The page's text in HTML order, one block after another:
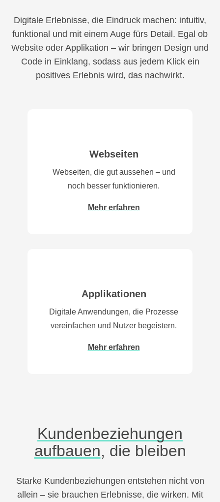
Digitale Erlebnisse, die Eindruck machen: intuitiv,
funktional und mit einem Auge fürs Detail. Egal ob
Website oder Applikation – wir bringen Design und
Code in Einklang, sodass aus jedem Klick ein
positives Erlebnis wird, das nachwirkt.
Webseiten
Webseiten, die gut aussehen – und
noch besser funktionieren.
Mehr erfahren
Applikationen
Digitale Anwendungen, die Prozesse
vereinfachen und Nutzer begeistern.
Mehr erfahren
Kunden­beziehungen
aufbauen, die bleiben
Starke Kundenbeziehungen entstehen nicht von
allein – sie brauchen Erlebnisse, die wirken. Mit